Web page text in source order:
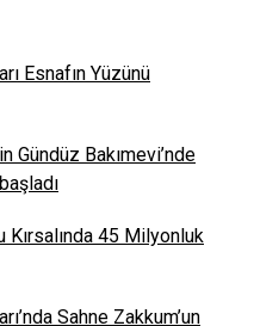
KINALI
ÖLELİM SİZDE
Esnafın Yüzünü
Gündüz Bakımevi’nde
45 Milyonluk
Sahne Zakkum’un